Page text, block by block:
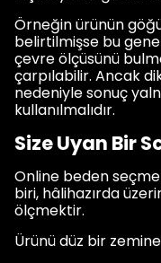
Örneğin ürünün
belirtilmişse bu
çevre ölçüsünü
çarpılabilir. Ancak
nedeniyle sonuç
kullanılmalıdır.
Size Uyan Bir
Online beden
biri, hâlihazırda
ölçmektir.
Ürünü düz bir